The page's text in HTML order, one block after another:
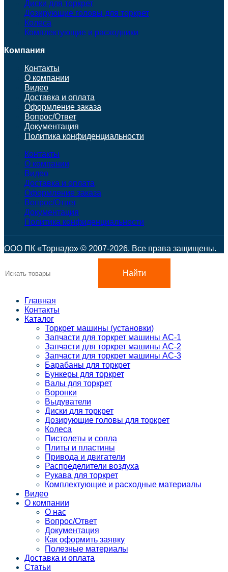
Диски для торкрет
Дозирующие головы для торкрет
Колеса
Комплектующие и расходники
Компания
Контакты
О компании
Видео
Доставка и оплата
Оформление заказа
Вопрос/Ответ
Документация
Политика конфиденциальности
Контакты
О компании
Видео
Доставка и оплата
Оформление заказа
Вопрос/Ответ
Документация
Политика конфиденциальности
ООО ПК «Торнадо» © 2007-2026. Все права защищены.
Найти
Главная
Контакты
Каталог
Торкрет машины (установки)
Запчасти для торкрет машины АС-1
Запчасти для торкрет машины АС-2
Запчасти для торкрет машины АС-3
Барабаны для торкрет
Бункеры для торкрет
Валы для торкрет
Воронки
Выдуватели
Диски для торкрет
Дозирующие головы для торкрет
Колеса
Пистолеты и сопла
Плиты и пластины
Привода и двигатели
Распределители воздуха
Рукава для торкрет
Комплектующие и расходные материалы
Видео
О компании
О нас
Вопрос/Ответ
Документация
Как оформить заявку
Полезные материалы
Доставка и оплата
Статьи